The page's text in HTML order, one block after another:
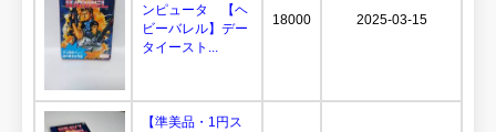
ンピュータ 【ヘ
ビーバレル】デー
タイースト...
18000 2025-03-15
【準美品・1円ス